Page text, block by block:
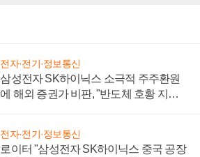
전자·전기·정보통신
삼성전자 SK하이닉스 소극적 주주환원
에 해외 증권가 비판, "반도체 호황 지속
전자·전기·정보통신
로이터 "삼성전자 SK하이닉스 중국 공장